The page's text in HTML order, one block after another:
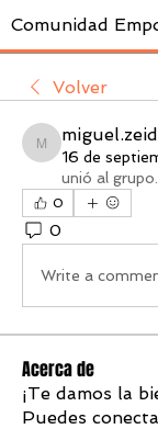
Comunidad
Volver
miguel.zeid10
16 de
unió al grupo.
0
0
Write a
Acerca de
¡Te damos la
Puedes